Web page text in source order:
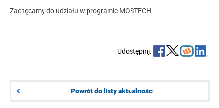
Zachęcamy do udziału w programie MOSTECH.
Udostępnij:
Powrót do listy aktualności